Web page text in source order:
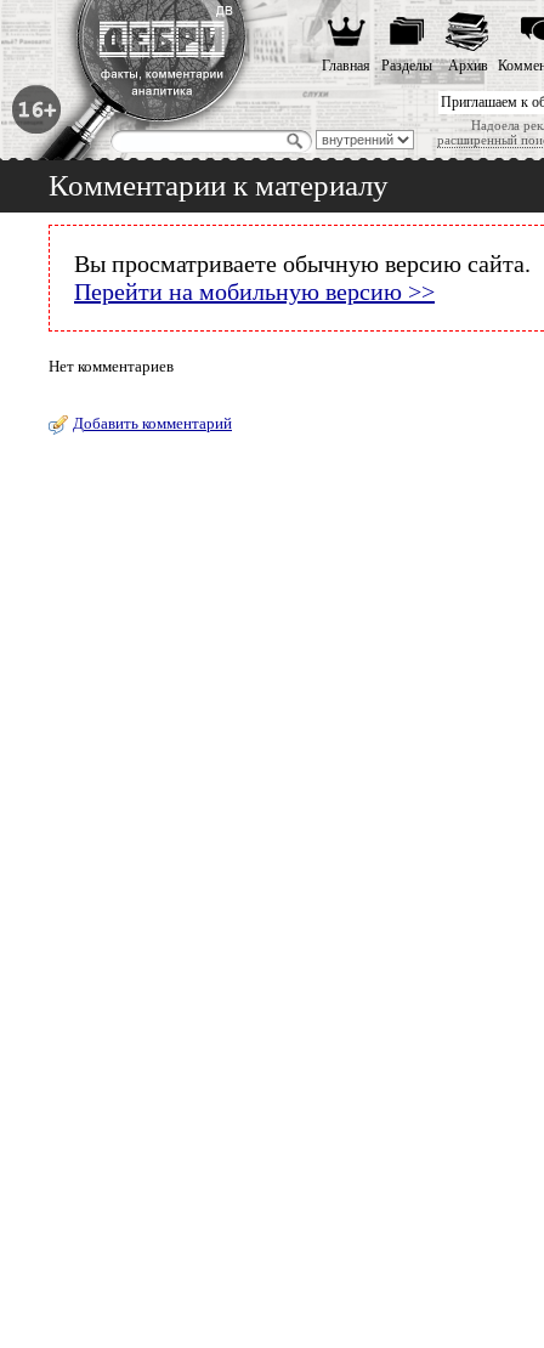
Приглашаем к
Надоела
расширенный
Главная Разделы Архив
Комментарии к материалу
Вы просматриваете обычную версию сайта.
Перейти на мобильную версию >>
Нет комментариев
Добавить комментарий